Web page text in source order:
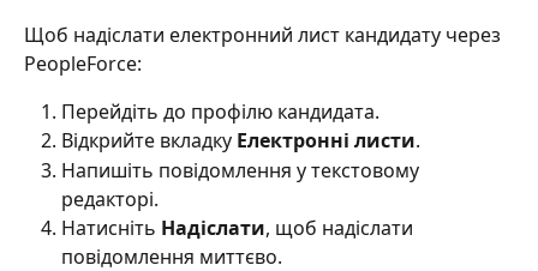
Щоб надіслати електронний лист кандидату через
PeopleForce:
Перейдіть до профілю кандидата.
Відкрийте вкладку Електронні листи.
Напишіть повідомлення у текстовому
редакторі.
Натисніть Надіслати, щоб надіслати
повідомлення миттєво.